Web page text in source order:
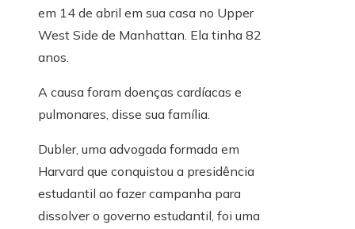
em 14 de abril em sua casa no Upper
West Side de Manhattan. Ela tinha 82
anos.
A causa foram doenças cardíacas e
pulmonares, disse sua família.
Dubler, uma advogada formada em
Harvard que conquistou a presidência
estudantil ao fazer campanha para
dissolver o governo estudantil, foi uma